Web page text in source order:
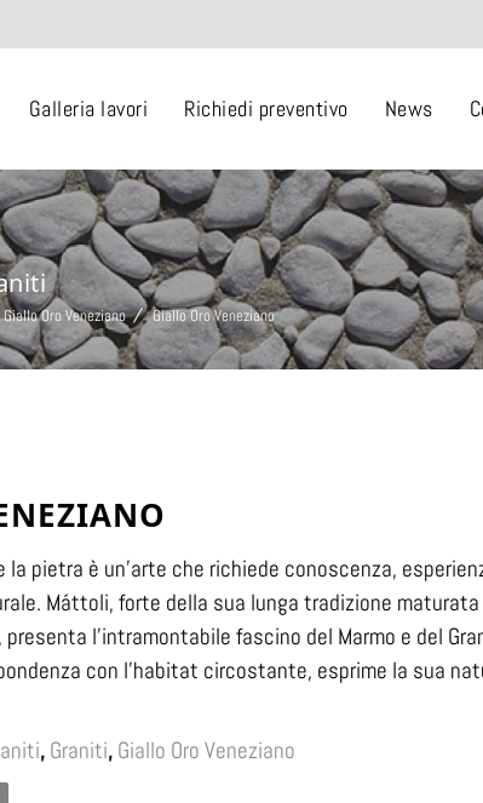
Galleria lavori Richiedi preventivo News
Giallo Oro Veneziano Giallo Oro Veneziano
la pietra è un’arte che richiede conoscenza,
Máttoli, forte della sua lunga tradizione
l’intramontabile fascino del Marmo e del
con l’habitat circostante, esprime la sua
, Graniti, Giallo Oro Veneziano